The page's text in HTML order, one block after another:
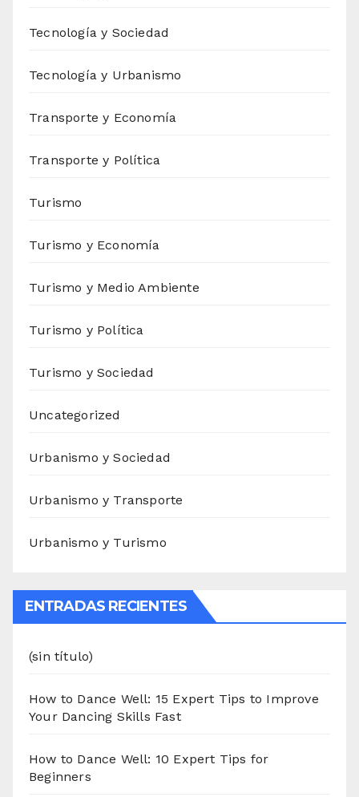
Tecnología y Sociedad
Tecnología y Urbanismo
Transporte y Economía
Transporte y Política
Turismo
Turismo y Economía
Turismo y Medio Ambiente
Turismo y Política
Turismo y Sociedad
Uncategorized
Urbanismo y Sociedad
Urbanismo y Transporte
Urbanismo y Turismo
ENTRADAS RECIENTES
(sin título)
How to Dance Well: 15 Expert Tips to Improve
Your Dancing Skills Fast
How to Dance Well: 10 Expert Tips for
Beginners